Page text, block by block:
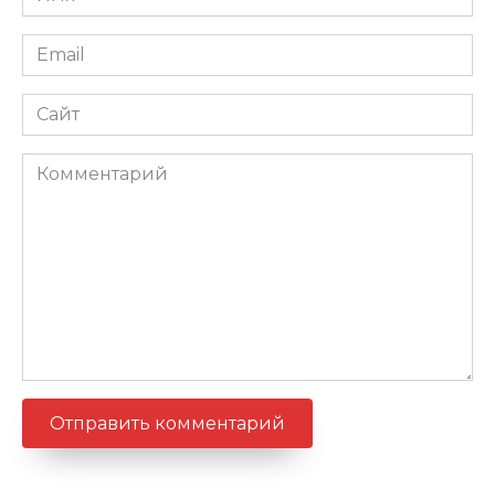
*
Email
*
Сайт
Комментарий